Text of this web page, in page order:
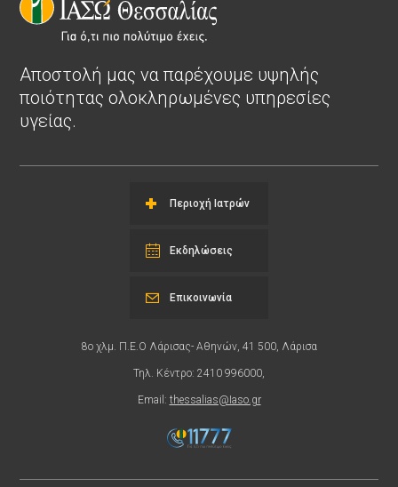
Αποστολή μας να παρέχουμε υψηλής
ποιότητας ολοκληρωμένες υπηρεσίες
υγείας.
Περιοχή Ιατρών
Εκδηλώσεις
8ο χλμ. Π.Ε.Ο Λάρισας- Αθηνών, 41 500, Λάρισα
Τηλ. Κέντρο: 2410 996000,
Email: thessalias@Iaso.gr
Επικοινωνία